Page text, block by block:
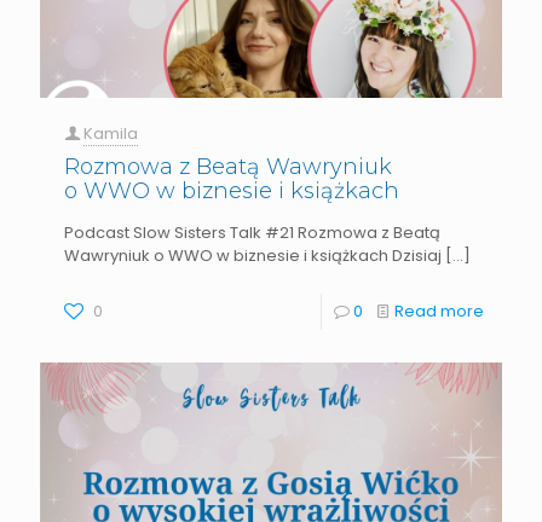
Kamila
Rozmowa z Beatą Wawryniuk
o WWO w biznesie i książkach
Podcast Slow Sisters Talk #21 Rozmowa z Beatą
Wawryniuk o WWO w biznesie i książkach Dzisiaj […]
0 0 Read more